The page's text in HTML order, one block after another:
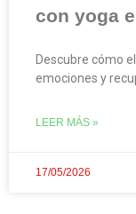
con yoga
Descubre cómo
emociones y
LEER MÁS »
17/05/2026